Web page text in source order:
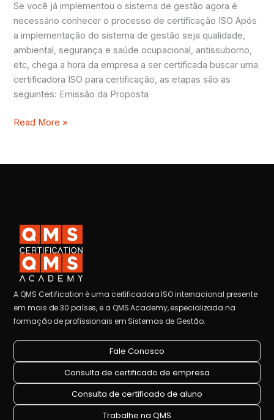
Se você já implementou o sistema de gestão agora é
necessário conhecer o processo de certificação ISO Após
a implementação do sistema de gestão seja qualidade,
ambiental, segurança e saúde ocupacional, antissuborno,
etc, chega a hora da empresa a ser certificada buscar uma
certificadora ISO para certificação, as etapas são as
seguintes: Emissão da Proposta
Read More »
A QMS Certification é uma certificadora ISO internacional presente
em mais de 30 países, e a QMS Academy, especializada na
formação de profissionais em Sistemas de Gestão.
Fale Conosco
Consulta de certificado de empresa
Consulta de certificado de aluno
Trabalhe na QMS